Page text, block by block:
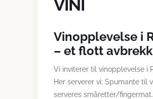
VINI
Vinopplevelse i
– et flott
Vi inviterer til vinopplevelse i
Her serverer vi: Spumante
serveres småretter/fingermat.